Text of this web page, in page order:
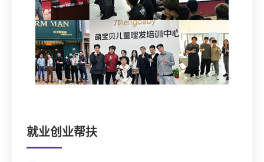
就业创业帮扶